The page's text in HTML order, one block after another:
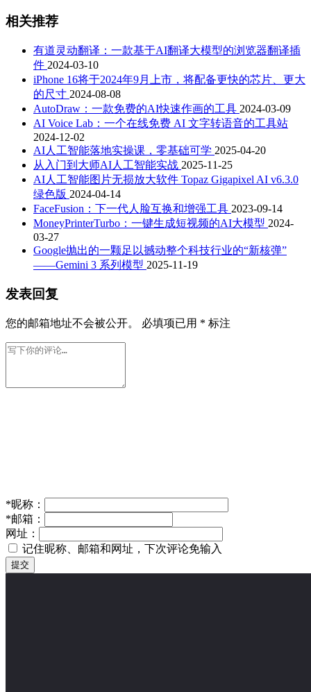
相关推荐
有道灵动翻译：一款基于AI翻译大模型的浏览器翻译插
件 2024-03-10
iPhone 16将于2024年9月上市，将配备更快的芯片、更大
的尺寸 2024-08-08
AutoDraw：一款免费的AI快速作画的工具 2024-03-09
AI Voice Lab：一个在线免费 AI 文字转语音的工具站
2024-12-02
AI人工智能落地实操课，零基础可学 2025-04-20
从入门到大师AI人工智能实战 2025-11-25
AI人工智能图片无损放大软件 Topaz Gigapixel AI v6.3.0
绿色版 2024-04-14
FaceFusion：下一代人脸互换和增强工具 2023-09-14
MoneyPrinterTurbo：一键生成短视频的AI大模型 2024-
03-27
Google抛出的一颗足以撼动整个科技行业的“新核弹”
——Gemini 3 系列模型 2025-11-19
发表回复
您的邮箱地址不会被公开。 必填项已用 * 标注
*昵称：
*邮箱：
网址：
记住昵称、邮箱和网址，下次评论免输入
提交